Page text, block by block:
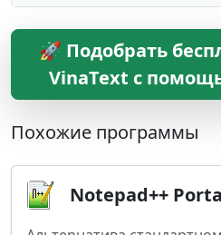
🚀 Подобрать
VinaText с
Похожие программы
Notepad++